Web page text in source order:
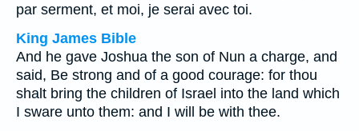
par serment, et moi, je serai avec toi.
King James Bible
And he gave Joshua the son of Nun a charge, and
said, Be strong and of a good courage: for thou
shalt bring the children of Israel into the land which
I sware unto them: and I will be with thee.